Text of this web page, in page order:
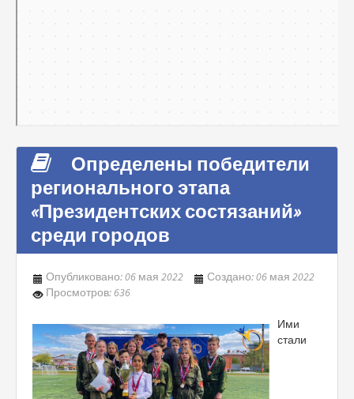
Определены победители
регионального этапа
«Президентских состязаний»
среди городов
Опубликовано: 06 мая 2022
Создано: 06 мая 2022
Просмотров: 636
Ими
стали